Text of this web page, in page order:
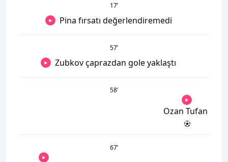
17’
Pina fırsatı değerlendiremedi
57’
Zubkov çaprazdan gole yaklaştı
58’
Ozan Tufan
67’